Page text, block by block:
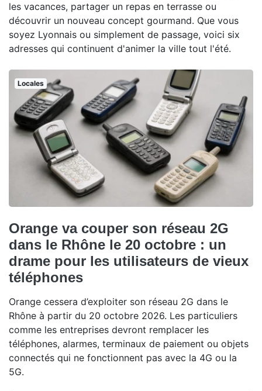
les vacances, partager un repas en terrasse ou
découvrir un nouveau concept gourmand. Que vous
soyez Lyonnais ou simplement de passage, voici six
adresses qui continuent d'animer la ville tout l'été.
Locales
Orange va couper son réseau 2G
dans le Rhône le 20 octobre : un
drame pour les utilisateurs de vieux
téléphones
Orange cessera d’exploiter son réseau 2G dans le
Rhône à partir du 20 octobre 2026. Les particuliers
comme les entreprises devront remplacer les
téléphones, alarmes, terminaux de paiement ou objets
connectés qui ne fonctionnent pas avec la 4G ou la
5G.